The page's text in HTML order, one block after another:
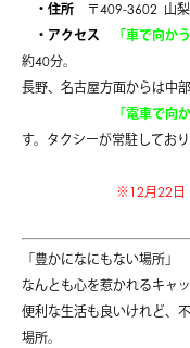
・住所
〒409-3602 山
・アクセス
「車で向か
約40分。
長野、名古屋方面からは中
「電車で向かう
す。 タクシーが常駐してお
※12月22日
「豊かになにもない場所」
なんとも心を惹かれるキャ
便利な生活も良いけれど、
場所。